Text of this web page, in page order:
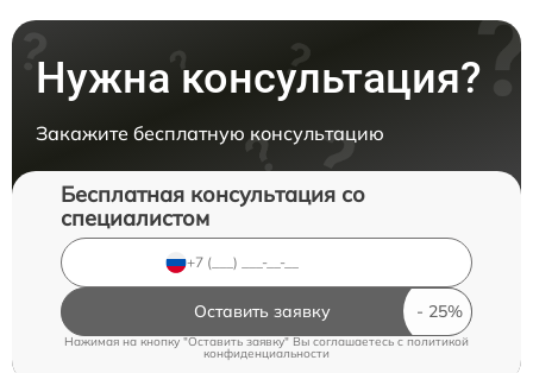
Нужна консультация?
Закажите бесплатную консультацию
Бесплатная консультация со
специалистом
Оставить заявку
Нажимая на кнопку "Оставить заявку" Вы соглашаетесь cполитикой
конфиденциальности